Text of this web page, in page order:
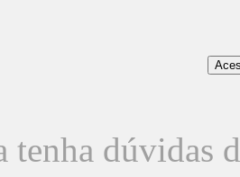
tenha dúvidas